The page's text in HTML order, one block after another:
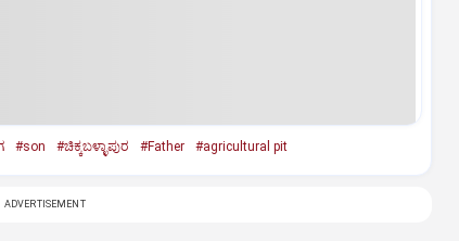
#son #ಚಿಕ್ಕಬಳ್ಳಾಪುರ #Father #agricultural pit
ADVERTISEMENT